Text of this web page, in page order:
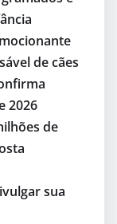
de cães
2026
de
sua